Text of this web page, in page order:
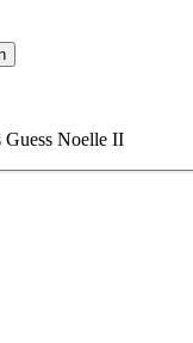
Guess Noelle II